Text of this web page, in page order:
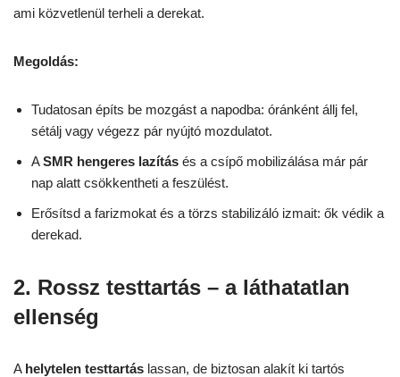
ami közvetlenül terheli a derekat.
Megoldás:
Tudatosan építs be mozgást a napodba: óránként állj fel,
sétálj vagy végezz pár nyújtó mozdulatot.
ASMR hengeres lazítás és a csípő mobilizálása már pár
nap alatt csökkentheti a feszülést.
Erősítsd a farizmokat és a törzs stabilizáló izmait: ők védik a
derekad.
2. Rossz testtartás – a láthatatlan
ellenség
A helytelen testtartás lassan, de biztosan alakít ki tartós